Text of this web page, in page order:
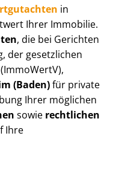
in
Ihrer Immobilie.
, die bei Gerichten
der gesetzlichen
(Baden)für private
Ihrer möglichen
sowie rechtlichen
Ihre